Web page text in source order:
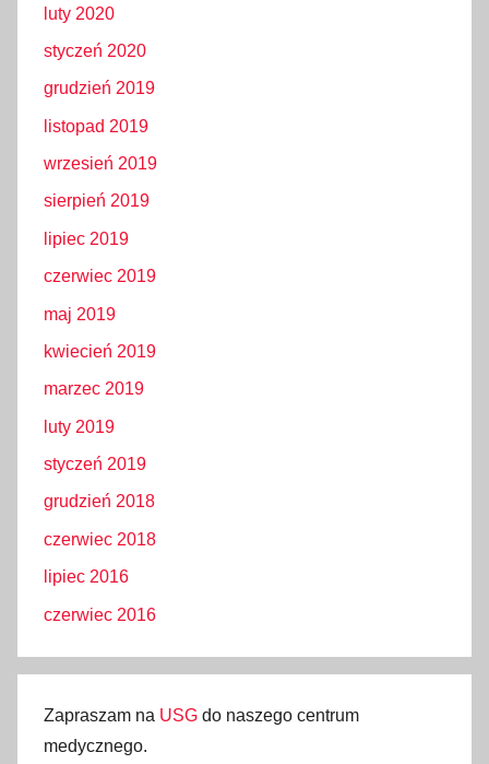
luty 2020
styczeń 2020
grudzień 2019
listopad 2019
wrzesień 2019
sierpień 2019
lipiec 2019
czerwiec 2019
maj 2019
kwiecień 2019
marzec 2019
luty 2019
styczeń 2019
grudzień 2018
czerwiec 2018
lipiec 2016
czerwiec 2016
Zapraszam na USG do naszego centrum
medycznego.